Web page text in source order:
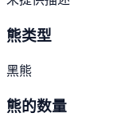
熊类型
黑熊
熊的数量